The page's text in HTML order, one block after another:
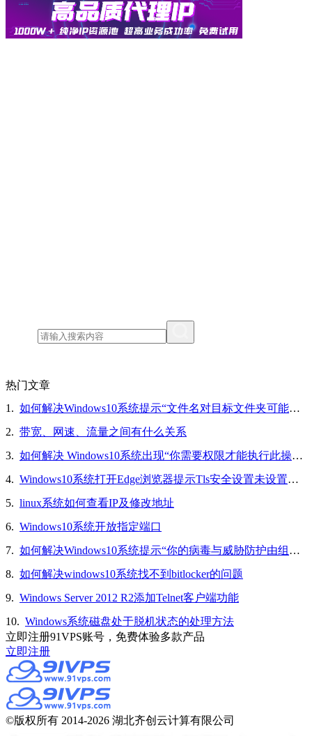
热门文章
1. 如何解决Windows10系统提示“文件名对目标文件夹可能太长，你可以缩短文件名”的问题
2. 带宽、网速、流量之间有什么关系
3. 如何解决 Windows10系统出现“你需要权限才能执行此操作”的问题
4. Windows10系统打开Edge浏览器提示Tls安全设置未设置为默认设置的解决方法
5. linux系统如何查看IP及修改地址
6. Windows10系统开放指定端口
7. 如何解决Windows10系统提示“你的病毒与威胁防护由组织提供”的问题
8. 如何解决windows10系统找不到bitlocker的问题
9. Windows Server 2012 R2添加Telnet客户端功能
10. Windows系统磁盘处于脱机状态的处理方法
立即注册91VPS账号，免费体验多款产品
立即注册
©版权所有 2014-2026 湖北齐创云计算有限公司